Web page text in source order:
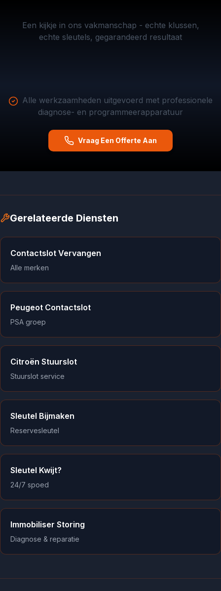
Een kijkje in ons vakmanschap - echte klussen,
echte sleutels, gegarandeerd resultaat
smart
duplicaat
nieuwe
smart
key
EcoSport
BMW
sleutels
Fiat
500
smart
key
programmeren
Alle werkzaamheden uitgevoerd met professionele
diagnose- en programmeerapparatuur
Vraag Een Offerte Aan
Gerelateerde Diensten
Contactslot Vervangen
Alle merken
Peugeot Contactslot
PSA groep
Citroën Stuurslot
Stuurslot service
Sleutel Bijmaken
Reservesleutel
Sleutel Kwijt?
24/7 spoed
Immobiliser Storing
Diagnose & reparatie